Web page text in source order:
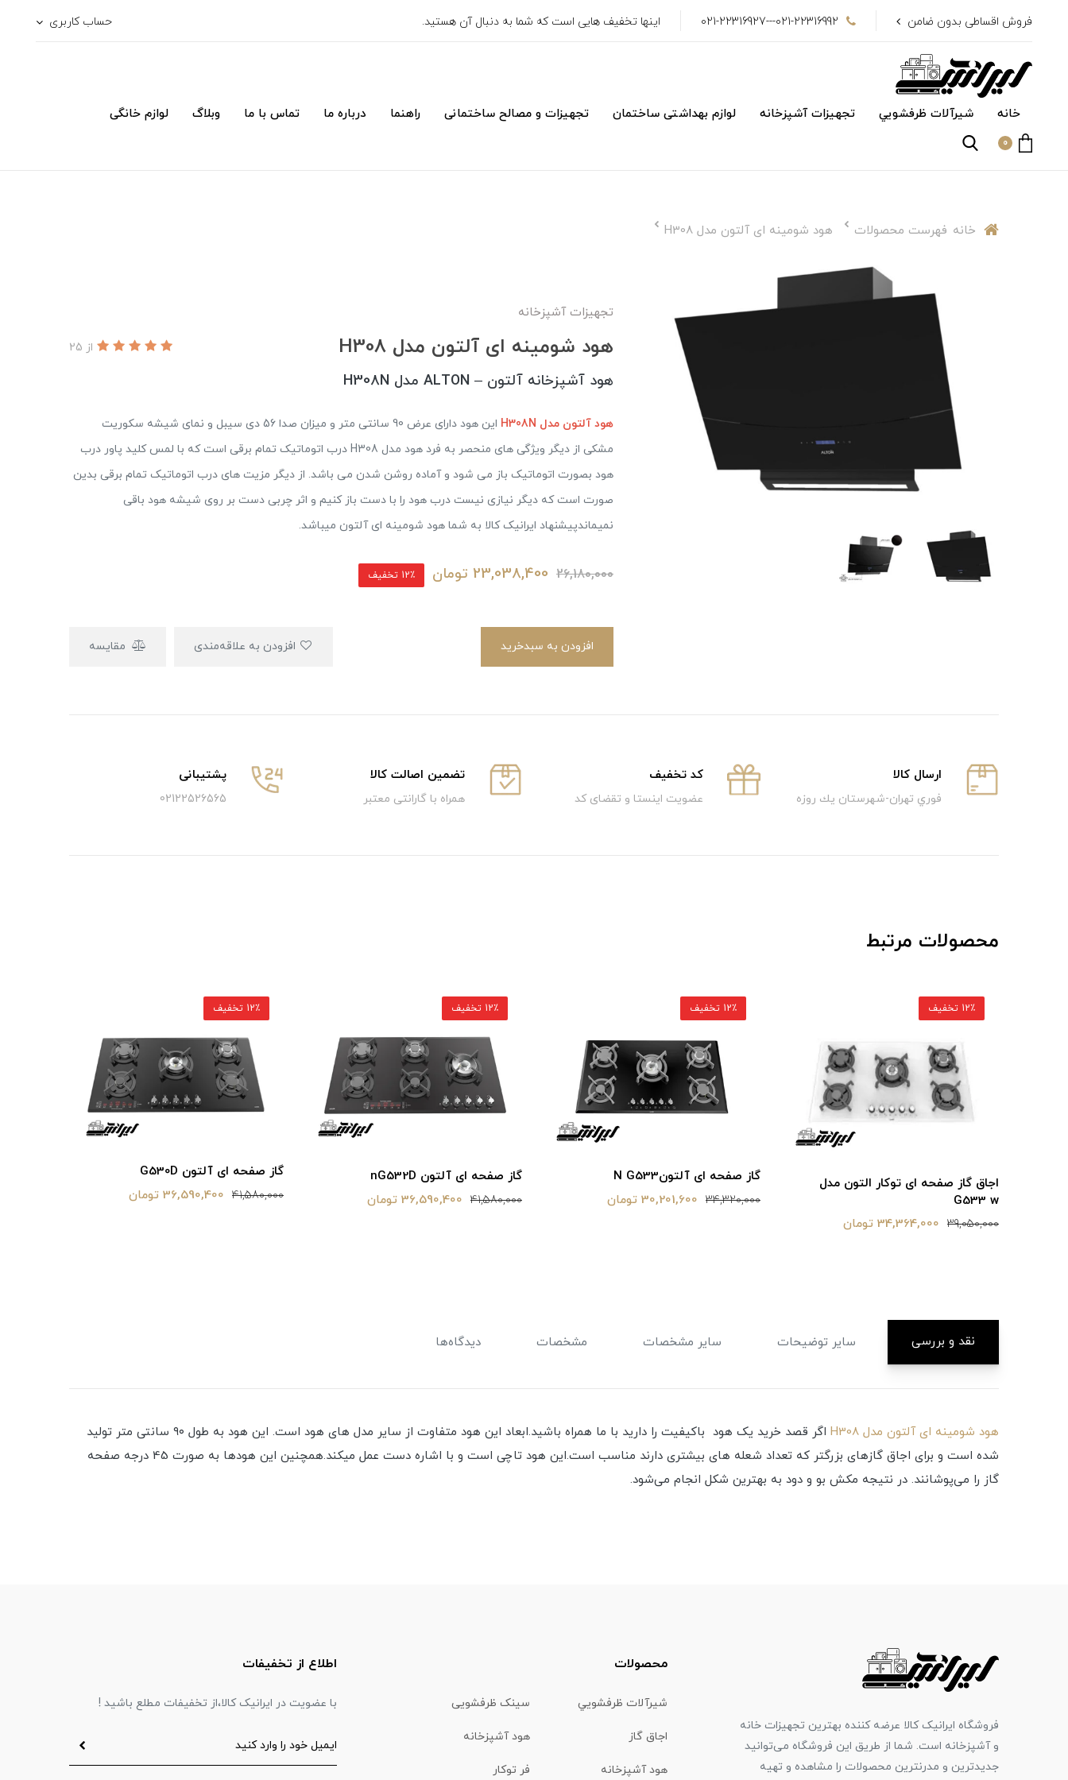
فروش اقساطی بدون ضامن 021-22316992---021-22316927 اینها تخفیف هایی است که شما به دنبال آن هستید. حساب کاربری
خانه شیرآلات ظرفشويي تجهیزات آشپزخانه لوازم بهداشتی ساختمان تجهیزات و مصالح ساختمانی راهنما درباره ما تماس با ما وبلاگ لوازم خانگی
0
خانه فهرست محصولات هود شومینه ای آلتون مدل H308
تجهیزات آشپزخانه
هود شومینه ای آلتون مدل H308 از 25
هود آشپزخانه آلتون – ALTON مدل H308N
هود آلتون مدل H308N
این هود دارای عرض 90 سانتی متر و میزان صدا 56 دی سیبل و نمای شیشه سکوریت
مشکی از دیگر ویژگی های منحصر به فرد هود مدل H308 درب اتوماتیک تمام برقی است که با لمس کلید پاور درب
هود بصورت اتوماتیک باز می شود و آماده روشن شدن می باشد. از دیگر مزیت های درب اتوماتیک تمام برقی بدین
صورت است که دیگر نیازی نیست درب هود را با دست باز کنیم و اثر چربی دست بر روی شیشه هود باقی
نمیماندپیشنهاد ایرانیک کالا به شما هود شومینه ای آلتون میباشد.
26,180,000
23,038,400 تومان 12٪ تخفیف
افزودن به سبدخرید مقایسه
ارسال كالا
فوري تهران-شهرستان يك روزه
كد تخفيف
عضویت اینستا و تقضای کد
تضمین اصالت کالا
همراه با گارانتی معتبر
پشتیبانی
02122526565
محصولات مرتبط
اجاق گاز صفحه ای توکار التون مدل
G533 w
39,050,000 34,364,000 تومان
12٪ تخفیف
گاز صفحه ای آلتونN G533
34,320,000 30,201,600 تومان
12٪ تخفیف
گاز صفحه ای آلتون nG532D
41,580,000 36,590,400 تومان
12٪ تخفیف
گاز صفحه ای آلتون G530D
41,580,000 36,590,400 تومان
12٪ تخفیف
نقد و بررسی سایر توضیحات سایر مشخصات مشخصات دیدگاه‌ها
هود شومینه ای آلتون مدل H308
اگر قصد خرید یک هود باکیفیت را دارید با ما همراه باشید.ابعاد این هود متفاوت از سایر مدل های هود است. این هود به طول ۹۰ سانتی متر تولید
شده است و برای اجاق گازهای بزرگتر که تعداد شعله های بیشتری دارند مناسب است.این هود تاچی است و با اشاره دست عمل میکند.همچنین این هودها به صورت 45 درجه صفحه
گاز را می‌پوشانند. در نتیجه مکش بو و دود به بهترین شکل انجام می‌شود.
فروشگاه ایرانیک کالا عرضه کننده بهترین تجهیزات خانه
و آشپزخانه است. شما از طریق این فروشگاه می‌توانید
جدیدترین و مدرنترین محصولات را مشاهده و تهیه
محصولات
شیرآلات ظرفشويي سینک ظرفشویی
اجاق گاز هود آشپزخانه
هود آشپزخانه فر توکار
اطلاع از تخفیفات
با عضویت در ایرانیک کالا،از تخفیفات مطلع باشید !